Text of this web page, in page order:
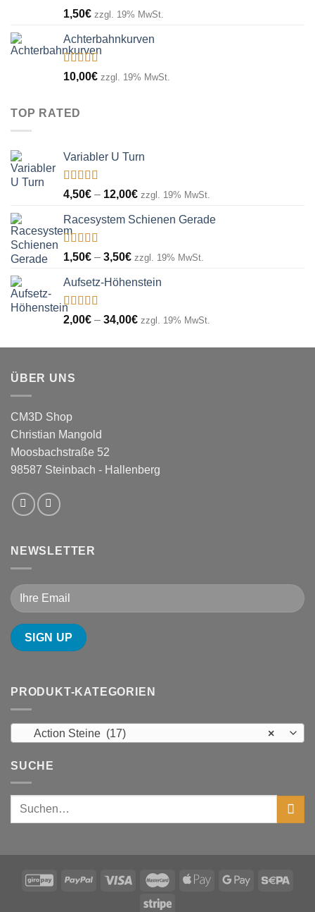
Bewertet
mit
von
5
1,50€ zzgl. 19% MwSt.
Achterbahnkurven
Bewertet
mit
10,00€ zzgl. 19% MwSt.
TOP RATED
Variabler U Turn
Bewertet
mit
von
5
4,50€ – 12,00€Preisspanne:
bis
zzgl. 19% MwSt.
Racesystem Schienen Gerade
Bewertet
mit
von
5
1,50€ – 3,50€Preisspanne:
bis
zzgl. 19% MwSt.
Aufsetz-Höhenstein
Bewertet
mit
von
2,00€ – 34,00€Preisspanne:
bis
zzgl. 19% MwSt.
ÜBER UNS
CM3D Shop
Christian Mangold
Moosbachstraße 52
98587 Steinbach - Hallenberg
NEWSLETTER
PRODUKT-KATEGORIEN
×
Action Steine (17)
SUCHE